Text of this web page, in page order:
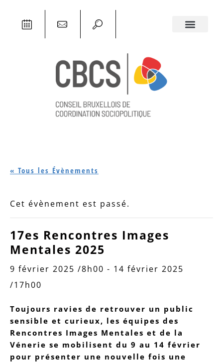
« Tous les Évènements
Cet évènement est passé.
17es Rencontres Images
Mentales 2025
9 février 2025 /8h00 - 14 février 2025
/17h00
Toujours ravies de retrouver un public
sensible et curieux, les équipes des
Rencontres Images Mentales et de la
Vénerie se mobilisent du 9 au 14 février
pour présenter une nouvelle fois une